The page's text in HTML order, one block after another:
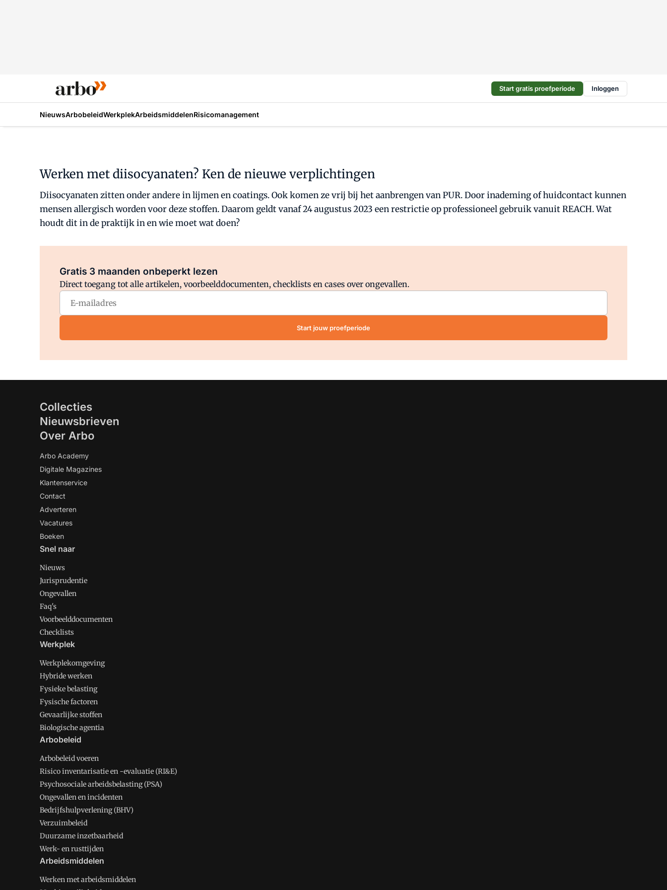
Start gratis proefperiode Inloggen
NieuwsArbobeleidWerkplekArbeidsmiddelenRisicomanagement
Werken met diisocyanaten? Ken de nieuwe verplichtingen
Diisocyanaten zitten onder andere in lijmen en coatings. Ook komen ze vrij bij het aanbrengen van PUR. Door inademing of huidcontact kunnen
mensen allergisch worden voor deze stoffen. Daarom geldt vanaf 24 augustus 2023 een restrictie op professioneel gebruik vanuit REACH. Wat
houdt dit in de praktijk in en wie moet wat doen?
Gratis 3 maanden onbeperkt lezen
Direct toegang tot alle artikelen, voorbeelddocumenten, checklists en cases over ongevallen.
Start jouw proefperiode
Collecties
Nieuwsbrieven
Over Arbo
Arbo Academy
Digitale Magazines
Klantenservice
Contact
Adverteren
Vacatures
Boeken
Snel naar
Nieuws
Jurisprudentie
Ongevallen
Faq's
Voorbeelddocumenten
Checklists
Werkplek
Werkplekomgeving
Hybride werken
Fysieke belasting
Fysische factoren
Gevaarlijke stoffen
Biologische agentia
Arbobeleid
Arbobeleid voeren
Risico inventarisatie en -evaluatie (RI&E)
Psychosociale arbeidsbelasting (PSA)
Ongevallen en incidenten
Bedrijfshulpverlening (BHV)
Verzuimbeleid
Duurzame inzetbaarheid
Werk- en rusttijden
Arbeidsmiddelen
Werken met arbeidsmiddelen